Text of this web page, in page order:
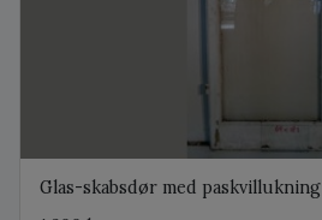
Glas-skabsdør med paskvillukning